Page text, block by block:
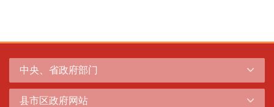
中央、省政府部门
县市区政府网站